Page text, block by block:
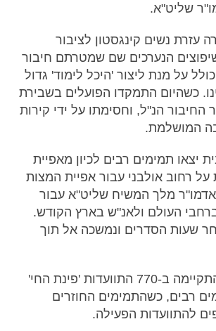
שליט"א.
עזרת נשים קינגסטון לציבור
הנערכים שם שמטרתם חיבור
לבנין הכולל על מנת ליצור 'היכל לימוד' גדול
כשהיום התמקדו הפועלים בשבירת
החיבור הנ"ל, וחסימתו על ידי קירות
המושלמת.
יצאו תמימים רבים לכיון מאפיית
רחוב אולבני עבור אפיית המצות
מלך המשיח שליט"א עבור
העולם ולאנ"ש בארץ הקודש.
שעות הסדרים ונמשכה אל תוך
כמו כן במקביל, התקיימה ב-770 התוועדות 'פינת החי'
רבים, כשהתמימים החוזרים
להתוועדות הפעילה.